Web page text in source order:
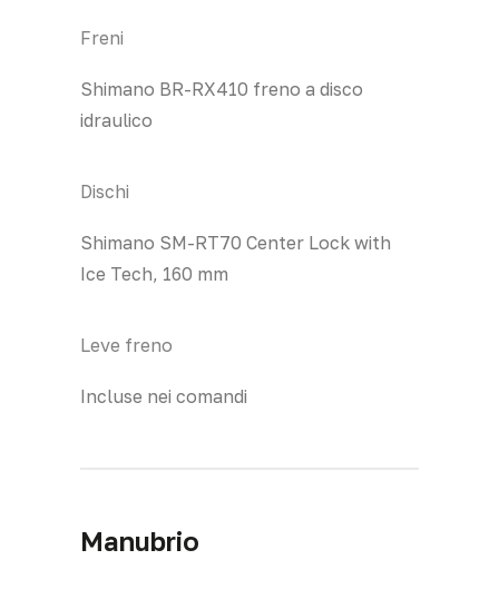
Freni
Shimano BR-RX410 freno a disco
idraulico
Dischi
Shimano SM-RT70 Center Lock with
Ice Tech, 160 mm
Leve freno
Incluse nei comandi
Manubrio